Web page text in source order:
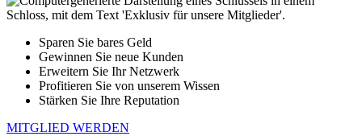
Sparen Sie bares Geld
Gewinnen Sie neue Kunden
Erweitern Sie Ihr Netzwerk
Profitieren Sie von unserem Wissen
Stärken Sie Ihre Reputation
MITGLIED WERDEN